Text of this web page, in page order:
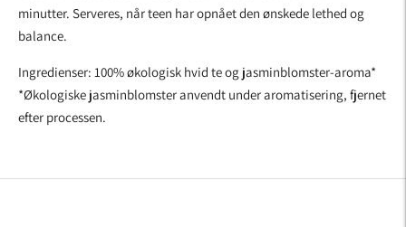
minutter. Serveres, når teen har opnået den ønskede lethed og
balance.
Ingredienser: 100% økologisk hvid te og jasminblomster-aroma*
*Økologiske jasminblomster anvendt under aromatisering, fjernet
efter processen.